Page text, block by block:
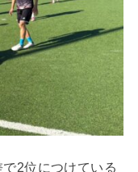
2位につけている